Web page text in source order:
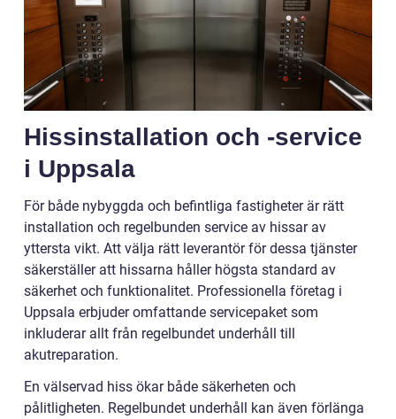
Hissinstallation och -service
i Uppsala
För både nybyggda och befintliga fastigheter är rätt
installation och regelbunden service av hissar av
yttersta vikt. Att välja rätt leverantör för dessa tjänster
säkerställer att hissarna håller högsta standard av
säkerhet och funktionalitet. Professionella företag i
Uppsala erbjuder omfattande servicepaket som
inkluderar allt från regelbundet underhåll till
akutreparation.
En välservad hiss ökar både säkerheten och
pålitligheten. Regelbundet underhåll kan även förlänga